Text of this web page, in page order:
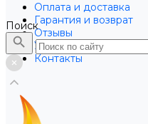
Оплата и доставка
Гарантия и возврат
Отзывы
Услуги
Контакты
Поиск